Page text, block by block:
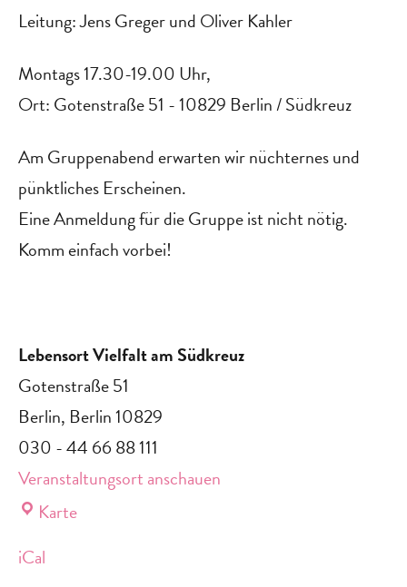
Leitung: Jens Greger und Oliver Kahler
Montags 17.30-19.00 Uhr,
Ort: Gotenstraße 51 - 10829 Berlin / Südkreuz
Am Gruppenabend erwarten wir nüchternes und
pünktliches Erscheinen.
Eine Anmeldung für die Gruppe ist nicht nötig.
Komm einfach vorbei!
Lebensort Vielfalt am Südkreuz
Gotenstraße 51
Berlin, Berlin10829
030 - 44 66 88 111
Veranstaltungsort anschauen
KarteLebensort
iCal